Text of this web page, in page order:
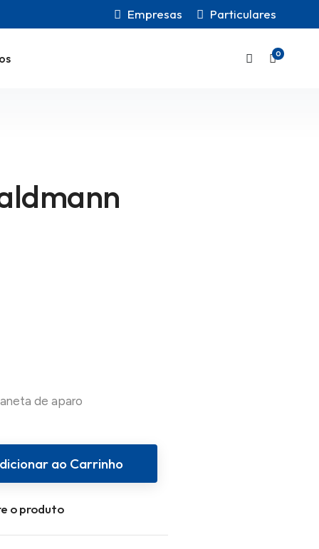
Empresas Particulares
0
ao Carrinho
o produto